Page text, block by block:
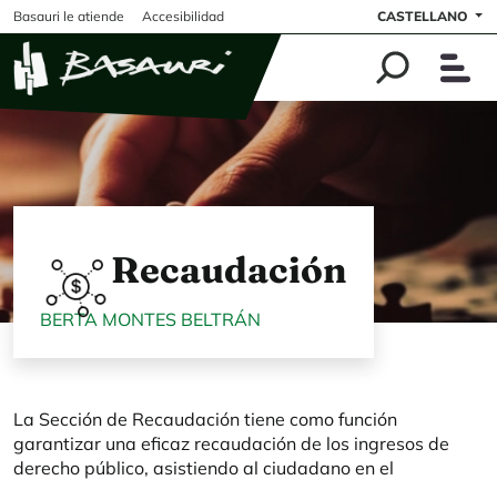
Pasar al contenido principal
Basauri le atiende Accesibilidad CASTELLANO
Recaudación
BERTA MONTES BELTRÁN
La Sección de Recaudación tiene como función
garantizar una eficaz recaudación de los ingresos de
derecho público, asistiendo al ciudadano en el